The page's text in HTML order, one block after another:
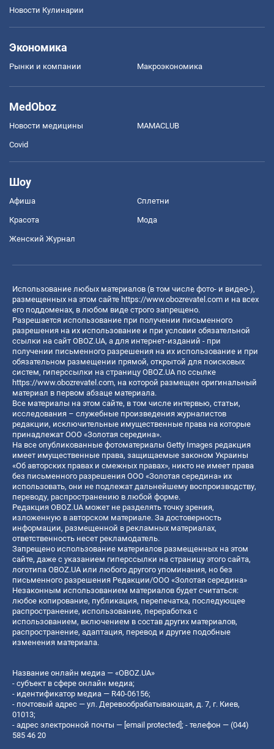
Новости Кулинарии
Экономика
Рынки и компании Mакроэкономика
MedOboz
Новости медицины MAMACLUB
Covid
Шоу
Афиша Сплетни
Красота Мода
Женский Журнал
Использование любых материалов (в том числе фото- и видео-),
размещенных на этом сайте https://www.obozrevatel.com и на всех
его поддоменах, в любом виде строго запрещено.
Разрешается использование при получении письменного
разрешения на их использование и при условии обязательной
ссылки на сайт OBOZ.UA, а для интернет-изданий - при
получении письменного разрешения на их использование и при
обязательном размещении прямой, открытой для поисковых
систем, гиперссылки на страницу OBOZ.UA по ссылке
https://www.obozrevatel.com, на которой размещен оригинальный
материал в первом абзаце материала.
Все материалы на этом сайте, в том числе интервью, статьи,
исследования – служебные произведения журналистов
редакции, исключительные имущественные права на которые
принадлежат ООО «Золотая середина».
На все опубликованные фотоматериалы Getty Images редакция
имеет имущественные права, защищаемые законом Украины
«Об авторских правах и смежных правах», никто не имеет права
без письменного разрешения ООО «Золотая середина» их
использовать, они не подлежат дальнейшему воспроизводству,
переводу, распространению в любой форме.
Редакция OBOZ.UA может не разделять точку зрения,
изложенную в авторском материале. За достоверность
информации, размещенной в рекламных материалах,
ответственность несет рекламодатель.
Запрещено использование материалов размещенных на этом
сайте, даже с указанием гиперссылки на страницу этого сайта,
логотипа OBOZ.UA или любого другого упоминания, но без
письменного разрешения Редакции/ООО «Золотая середина»
Незаконным использованием материалов будет считаться:
любое копирование, публикация, перепечатка, последующее
распространение, использование, переработка с
использованием, включением в состав других материалов,
распространение, адаптация, перевод и другие подобные
изменения материала.
Название онлайн медиа — «OBOZ.UA»
- субъект в сфере онлайн медиа;
- идентификатор медиа — R40-06156;
- почтовый адрес — ул. Деревообрабатывающая, д. 7, г. Киев,
01013;
- адрес электронной почты — [email protected]; - телефон — (044)
585 46 20